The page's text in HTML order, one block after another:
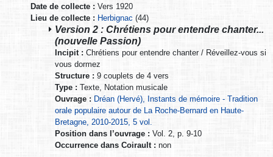
Date de collecte : Vers 1920
Lieu de collecte : Herbignac (44)
Version 2 : Chrétiens pour entendre chanter...
(nouvelle Passion)
Incipit : Chrétiens pour entendre chanter / Réveillez-vous si
vous dormez
Structure : 9 couplets de 4 vers
Type : Texte, Notation musicale
Ouvrage : Dréan (Hervé), Instants de mémoire - Tradition
orale populaire autour de La Roche-Bernard en Haute-
Bretagne, 2010-2015, 5 vol.
Position dans l’ouvrage : Vol. 2, p. 9-10
Occurrence dans Coirault : non